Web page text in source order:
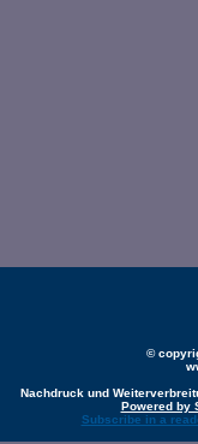
©
Nachdruck und
Powered by
Subscribe in a